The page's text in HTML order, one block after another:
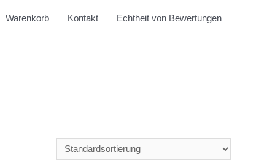
Warenkorb Kontakt Echtheit von Bewertungen